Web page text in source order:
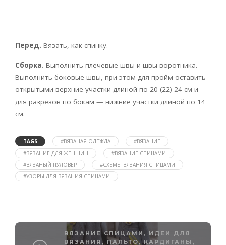
Перед. Вязать, как спинку.
Сборка. Выполнить плечевые швы и швы воротника.
Выполнить боковые швы, при этом для пройм оставить
открытыми верхние участки длиной по 20 (22) 24 см и
для разрезов по бокам — нижние участки длиной по 14
см.
TAGS #ВЯЗАНАЯ ОДЕЖДА
#ВЯЗАНИЕ
#ВЯЗАНИЕ ДЛЯ ЖЕНЩИН
#ВЯЗАНИЕ СПИЦАМИ
#ВЯЗАНЫЙ ПУЛОВЕР
#СХЕМЫ ВЯЗАНИЯ СПИЦАМИ
#УЗОРЫ ДЛЯ ВЯЗАНИЯ СПИЦАМИ
ВЯЗАНИЕ СПИЦАМИ , ИДЕИ ДЛЯ
ВЯЗАНИЯ , ПАЛЬТО, КАРДИГАНЫ,